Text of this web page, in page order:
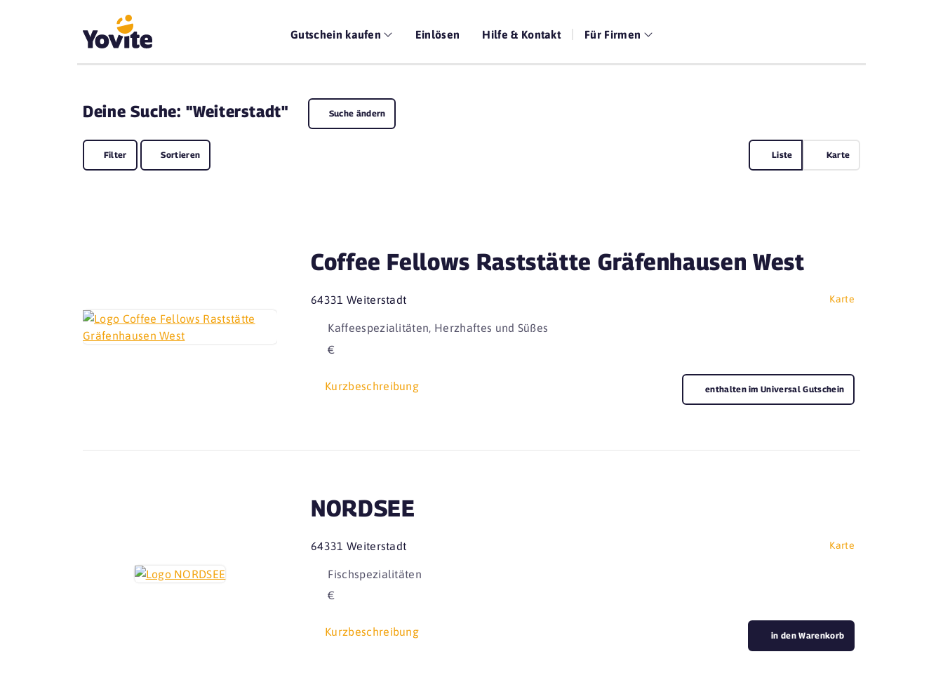
Gutschein kaufen Einlösen Hilfe & Kontakt Für Firmen
Deine Suche: "Weiterstadt" Suche ändern
Filter Sortieren Liste Karte
Coffee Fellows Raststätte Gräfenhausen West
64331 Weiterstadt Karte
Kaffeespezialitäten, Herzhaftes und Süßes
€
Kurzbeschreibung enthalten im Universal Gutschein
NORDSEE
64331 Weiterstadt Karte
Fischspezialitäten
€
Kurzbeschreibung in den Warenkorb